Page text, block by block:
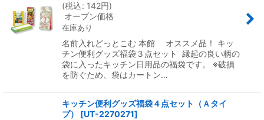
(税込: 142円)
オープン価格
在庫あり
名前入れどっとこむ 本館 オススメ品！ キッ
チン便利グッズ福袋３点セット 縁起の良い柄の
袋に入ったキッチン日用品の福袋です。 ※破損
を防ぐため、袋はカートン…
キッチン便利グッズ福袋４点セット（Ａタイ
プ）
[UT-2270271]